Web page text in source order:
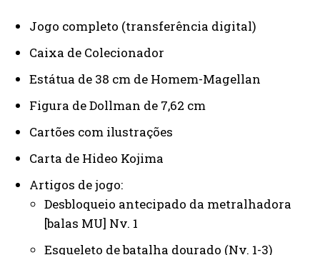
Jogo completo (transferência digital)
Caixa de Colecionador
Estátua de 38 cm de Homem-Magellan
Figura de Dollman de 7,62 cm
Cartões com ilustrações
Carta de Hideo Kojima
Artigos de jogo:
Desbloqueio antecipado da metralhadora
[balas MU] Nv. 1
Esqueleto de batalha dourado (Nv. 1-3)